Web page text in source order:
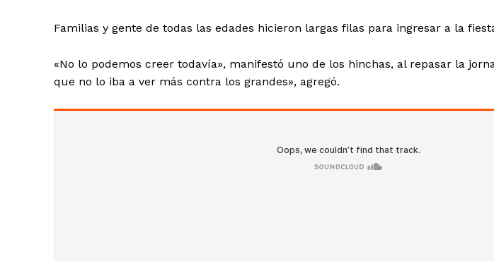
Familias y gente de todas las edades hicieron largas filas para ingresar a la
«No lo podemos creer todavía», manifestó uno de los hinchas, al repasar la
que no lo iba a ver más contra los grandes», agregó.